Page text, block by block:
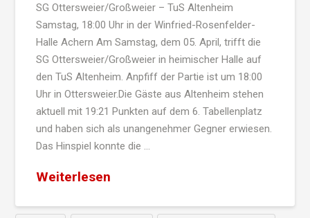
SG Ottersweier/Großweier – TuS Altenheim
Samstag, 18:00 Uhr in der Winfried-Rosenfelder-
Halle Achern Am Samstag, dem 05. April, trifft die
SG Ottersweier/Großweier in heimischer Halle auf
den TuS Altenheim. Anpfiff der Partie ist um 18:00
Uhr in Ottersweier.Die Gäste aus Altenheim stehen
aktuell mit 19:21 Punkten auf dem 6. Tabellenplatz
und haben sich als unangenehmer Gegner erwiesen.
Das Hinspiel konnte die …
Weiterlesen